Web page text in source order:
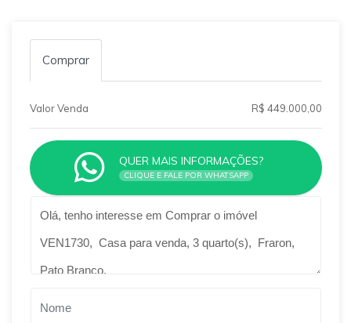
Comprar
Valor Venda R$ 449.000,00
QUER MAIS INFORMAÇÕES?
CLIQUE E FALE POR WHATSAPP